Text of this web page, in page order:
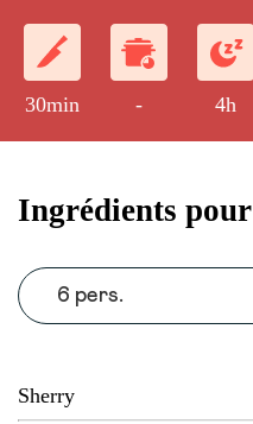
30min - 4h
Ingrédients pour
6 pers.
Sherry